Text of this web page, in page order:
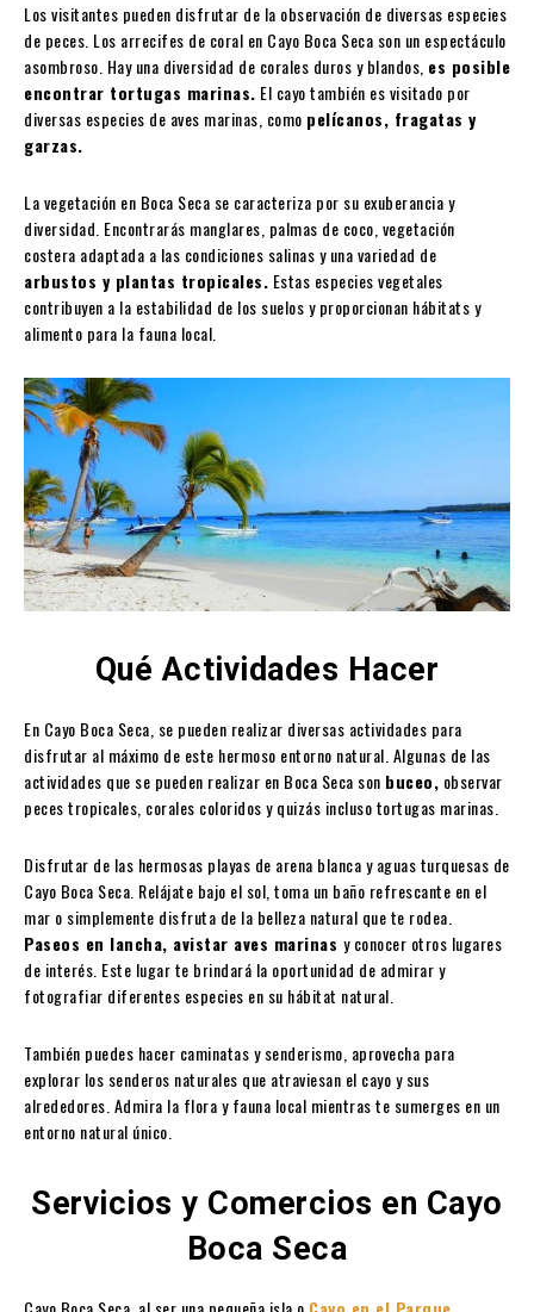
Los visitantes pueden disfrutar de la observación de diversas especies
de peces. Los arrecifes de coral en Cayo Boca Seca son un espectáculo
asombroso. Hay una diversidad de corales duros y blandos, es posible
encontrar tortugas marinas. El cayo también es visitado por
diversas especies de aves marinas, como pelícanos, fragatas y
garzas.
La vegetación en Boca Seca se caracteriza por su exuberancia y
diversidad. Encontrarás manglares, palmas de coco, vegetación
costera adaptada a las condiciones salinas y una variedad de
arbustos y plantas tropicales. Estas especies vegetales
contribuyen a la estabilidad de los suelos y proporcionan hábitats y
alimento para la fauna local.
Qué Actividades Hacer
En Cayo Boca Seca, se pueden realizar diversas actividades para
disfrutar al máximo de este hermoso entorno natural. Algunas de las
actividades que se pueden realizar en Boca Seca son buceo, observar
peces tropicales, corales coloridos y quizás incluso tortugas marinas.
Disfrutar de las hermosas playas de arena blanca y aguas turquesas de
Cayo Boca Seca. Relájate bajo el sol, toma un baño refrescante en el
mar o simplemente disfruta de la belleza natural que te rodea.
Paseos en lancha, avistar aves marinas y conocer otros lugares
de interés. Este lugar te brindará la oportunidad de admirar y
fotografiar diferentes especies en su hábitat natural.
También puedes hacer caminatas y senderismo, aprovecha para
explorar los senderos naturales que atraviesan el cayo y sus
alrededores. Admira la flora y fauna local mientras te sumerges en un
entorno natural único.
Servicios y Comercios en Cayo
Boca Seca